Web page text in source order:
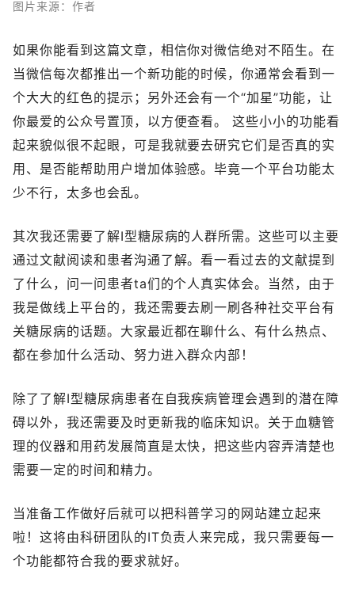
图片来源：作者
如果你能看到这篇文章，相信你对微信绝对不陌生。在
当微信每次都推出一个新功能的时候，你通常会看到一
个大大的红色的提示；另外还会有一个“加星”功能，让
你最爱的公众号置顶，以方便查看。 这些小小的功能看
起来貌似很不起眼，可是我就要去研究它们是否真的实
用、是否能帮助用户增加体验感。毕竟一个平台功能太
少不行，太多也会乱。
其次我还需要了解I型糖尿病的人群所需。这些可以主要
通过文献阅读和患者沟通了解。看一看过去的文献提到
了什么，问一问患者ta们的个人真实体会。当然，由于
我是做线上平台的，我还需要去刷一刷各种社交平台有
关糖尿病的话题。大家最近都在聊什么、有什么热点、
都在参加什么活动、努力进入群众内部！
除了了解I型糖尿病患者在自我疾病管理会遇到的潜在障
碍以外，我还需要及时更新我的临床知识。关于血糖管
理的仪器和用药发展简直是太快，把这些内容弄清楚也
需要一定的时间和精力。
当准备工作做好后就可以把科普学习的网站建立起来
啦！这将由科研团队的IT负责人来完成，我只需要每一
个功能都符合我的要求就好。